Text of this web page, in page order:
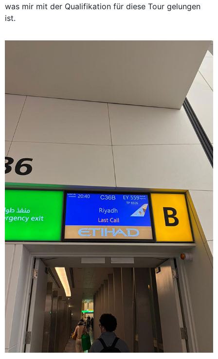
was mir mit der Qualifikation für diese Tour gelungen
ist.